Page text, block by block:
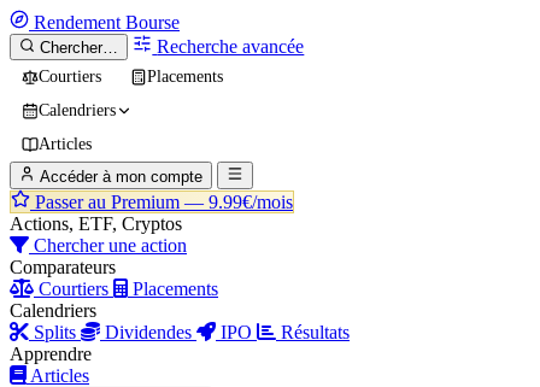
Rendement Bourse
Chercher… Recherche avancée
Courtiers
Placements
Calendriers
Articles
Accéder à mon compte
Passer au Premium — 9.99€/mois
Actions, ETF, Cryptos
Chercher une action
Comparateurs
Courtiers
Placements
Calendriers
Splits
Dividendes IPO
Résultats
Apprendre
Articles